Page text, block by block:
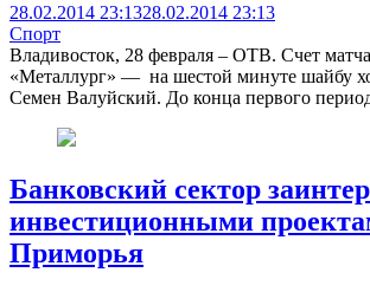
28.02.2014 23:1328.02.2014 23:13
Спорт
Владивосток, 28 февраля – ОТВ. Счет
«Металлург» — на шестой минуте шайбу
Семен Валуйский. До конца первого
Банковский сектор
инвестиционными
Приморья